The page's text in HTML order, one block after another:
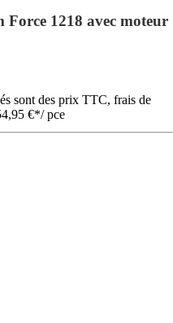
Force 1218 avec moteur
sont des prix TTC, frais de
€*/ pce